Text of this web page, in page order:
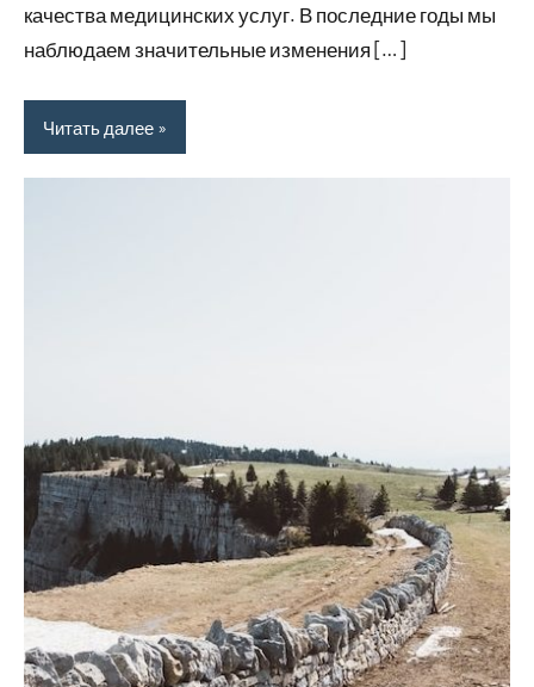
качества медицинских услуг. В последние годы мы
наблюдаем значительные изменения […]
Читать далее